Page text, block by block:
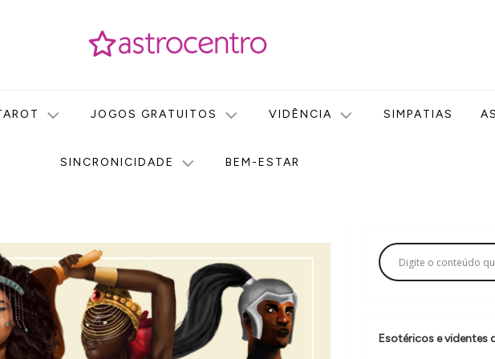
JOGOS GRATUITOS VIDÊNCIA SIMPATIAS
SINCRONICIDADE BEM-ESTAR
Esotéricos e videntes